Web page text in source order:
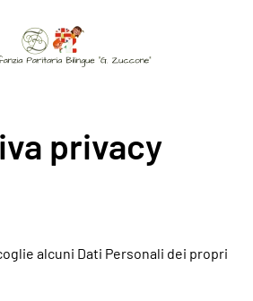
privacy
alcuni Dati Personali dei propri